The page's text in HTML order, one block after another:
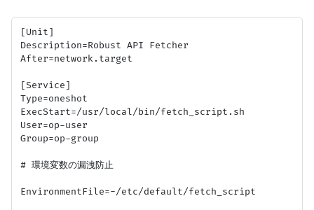
[Unit]
Description=Robust API Fetcher
After=network.target
[Service]
Type=oneshot
ExecStart=/usr/local/bin/fetch_script.sh
User=op-user
Group=op-group
# 環境変数の漏洩防止
EnvironmentFile=-/etc/default/fetch_script